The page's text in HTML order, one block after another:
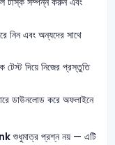
টাস্ক সম্পন্ন করুন এবং
নিন এবং অন্যদের সাথে
টেস্ট দিয়ে নিজের প্রস্তুতি
ডাউনলোড করে অফলাইনে
শুধুমাত্র প্রশ্ন নয় — এটি